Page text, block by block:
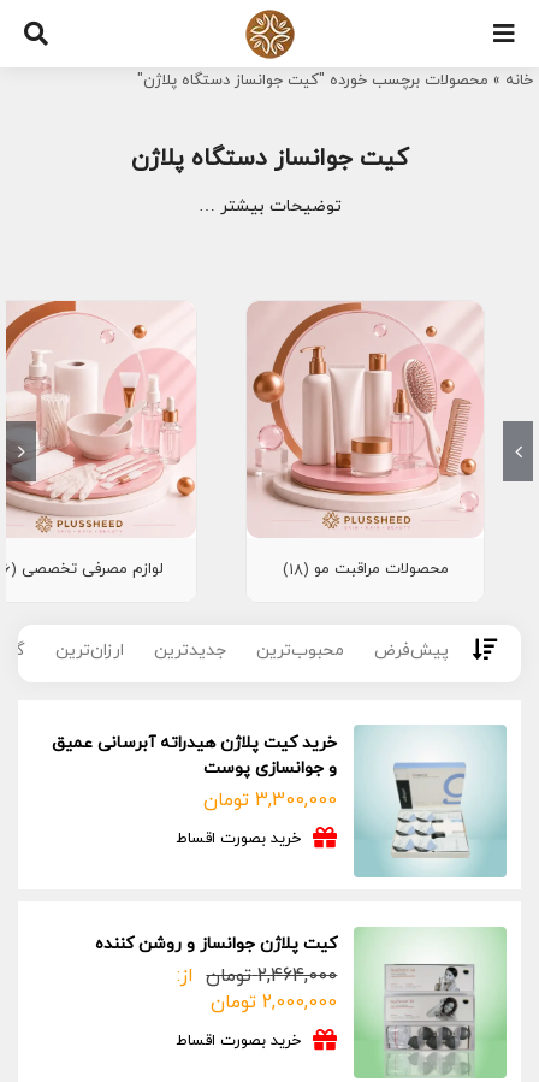
Skip
content
خانه » محصولات برچسب خورده "کیت جوانساز دستگاه پلاژن"
کیت جوانساز دستگاه پلاژن
توضیحات بیشتر …
محصولات مراقبت مو (18) لوازم مصرفی تخصصی (16)
پیش‌فرض محبوب‌ترین جدیدترین ارزان‌ترین
خرید کیت پلاژن هیدراته آبرسانی عمیق
و جوانسازی پوست
3,300,000 تومان
خرید بصورت اقساط
کیت پلاژن جوانساز و روشن کننده
2,464,000 تومان از:
2,000,000 تومان
خرید بصورت اقساط